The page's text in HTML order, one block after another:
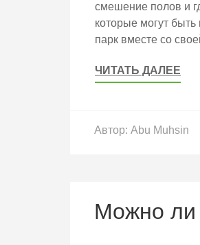
смешение полов и
которые могут
парк вместе со
ЧИТАТЬ ДАЛЕЕ
Автор: Abu Muhsin
Можно ли